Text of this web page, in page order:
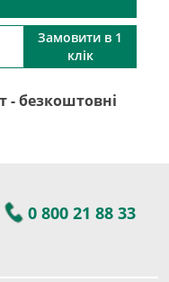
Замовити в 1
клік
- безкоштовні
0 800 21 88 33